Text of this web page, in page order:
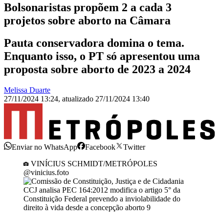
Bolsonaristas propõem 2 a cada 3
projetos sobre aborto na Câmara
Pauta conservadora domina o tema.
Enquanto isso, o PT só apresentou uma
proposta sobre aborto de 2023 a 2024
Melissa Duarte
27/11/2024 13:24, atualizado 27/11/2024 13:40
Enviar no WhatsApp Facebook
Twitter
VINÍCIUS SCHMIDT/METRÓPOLES
@vinicius.foto